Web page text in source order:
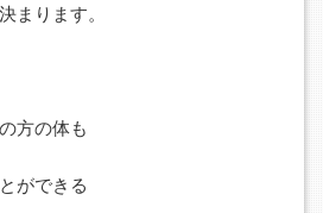
まります。
方の体も
ができる